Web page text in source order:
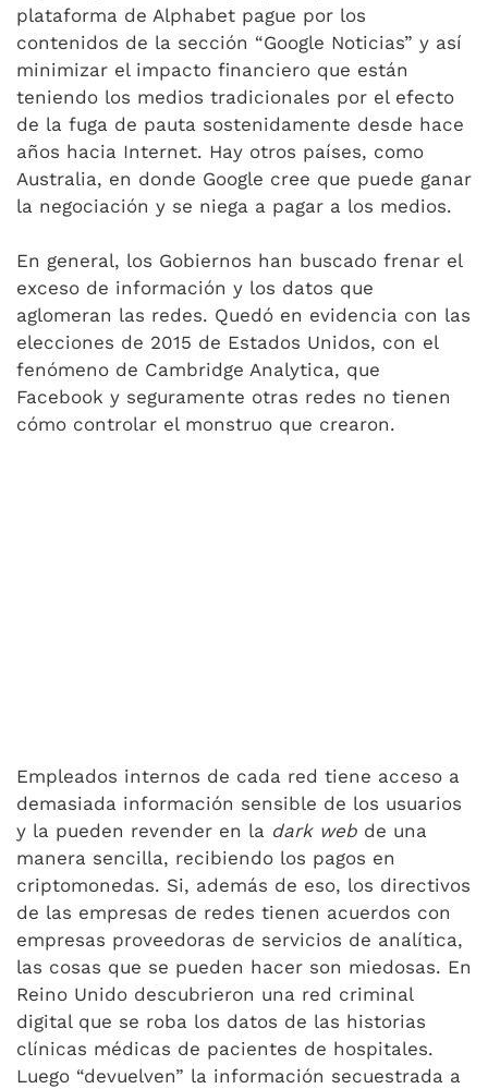
plataforma de Alphabet pague por los
contenidos de la sección “Google Noticias” y así
minimizar el impacto financiero que están
teniendo los medios tradicionales por el efecto
de la fuga de pauta sostenidamente desde hace
años hacia Internet. Hay otros países, como
Australia, en donde Google cree que puede ganar
la negociación y se niega a pagar a los medios.
En general, los Gobiernos han buscado frenar el
exceso de información y los datos que
aglomeran las redes. Quedó en evidencia con las
elecciones de 2015 de Estados Unidos, con el
fenómeno de Cambridge Analytica, que
Facebook y seguramente otras redes no tienen
cómo controlar el monstruo que crearon.
Empleados internos de cada red tiene acceso a
demasiada información sensible de los usuarios
y la pueden revender en la dark web de una
manera sencilla, recibiendo los pagos en
criptomonedas. Si, además de eso, los directivos
de las empresas de redes tienen acuerdos con
empresas proveedoras de servicios de analítica,
las cosas que se pueden hacer son miedosas. En
Reino Unido descubrieron una red criminal
digital que se roba los datos de las historias
clínicas médicas de pacientes de hospitales.
Luego “devuelven” la información secuestrada a